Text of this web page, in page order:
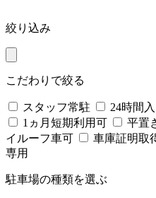
絞り込み
こだわりで絞る
スタッフ常駐 24時間
1ヵ月短期利用可
平置
イルーフ車可
車庫証明取
専用
駐車場の種類を選ぶ